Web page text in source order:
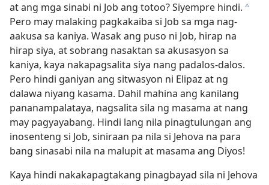
at ang mga sinabi ni Job ang totoo? Siyempre hindi. c
Pero may malaking pagkakaiba si Job sa mga nag-
aakusa sa kaniya. Wasak ang puso ni Job, hirap na
hirap siya, at sobrang nasaktan sa akusasyon sa
kaniya, kaya nakapagsalita siya nang padalos-dalos.
Pero hindi ganiyan ang sitwasyon ni Elipaz at ng
dalawa niyang kasama. Dahil mahina ang kanilang
pananampalataya, nagsalita sila ng masama at nang
may pagyayabang. Hindi lang nila pinagtulungan ang
inosenteng si Job, siniraan pa nila si Jehova na para
bang sinasabi nila na malupit at masama ang Diyos!
Kaya hindi nakakapagtakang pinagbayad sila ni Jehova